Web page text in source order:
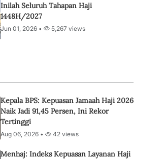
Inilah Seluruh Tahapan Haji
1448H/2027
Jun 01, 2026 • 5,267 views
Kepala BPS: Kepuasan Jamaah Haji 2026
Naik Jadi 91,45 Persen, Ini Rekor
Tertinggi
Aug 06, 2026 • 42 views
Menhaj: Indeks Kepuasan Layanan Haji